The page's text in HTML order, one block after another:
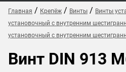
Главная / Крепёж / Винты / Винты
установочный с внутренним
установочный с внутренним
Винт DIN 913